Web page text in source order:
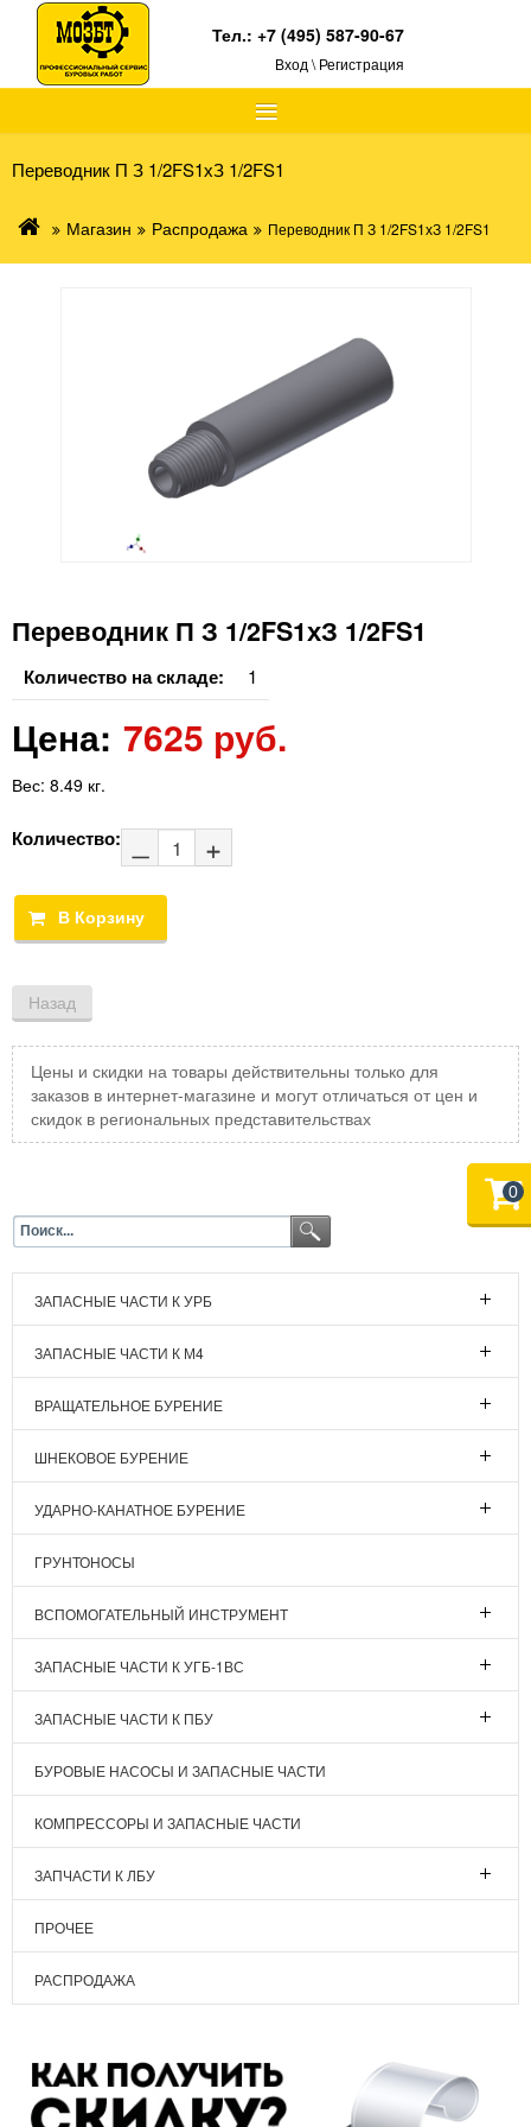
≡
Тел.:+7 (495) 587-90-67
Вход \ Регистрация
Переводник П З 1/2FS1хЗ 1/2FS1
Магазин Распродажа Переводник П З 1/2FS1хЗ 1/2FS1
Переводник П З 1/2FS1хЗ 1/2FS1
Количество на складе: 1
Цена: 7625 руб.
Вес: 8.49 кг.
Количество:
Цены и скидки на товары действительны только для
заказов в интернет-магазине и могут отличаться от цен и
скидок в региональных представительствах
ЗАПАСНЫЕ ЧАСТИ К УРБ
ЗАПАСНЫЕ ЧАСТИ К М4
ВРАЩАТЕЛЬНОЕ БУРЕНИЕ
ШНЕКОВОЕ БУРЕНИЕ
УДАРНО-КАНАТНОЕ БУРЕНИЕ
ГРУНТОНОСЫ
ВСПОМОГАТЕЛЬНЫЙ ИНСТРУМЕНТ
ЗАПАСНЫЕ ЧАСТИ К УГБ-1ВС
ЗАПАСНЫЕ ЧАСТИ К ПБУ
БУРОВЫЕ НАСОСЫ И ЗАПАСНЫЕ ЧАСТИ
КОМПРЕССОРЫ И ЗАПАСНЫЕ ЧАСТИ
ЗАПЧАСТИ К ЛБУ
ПРОЧЕЕ
РАСПРОДАЖА
0